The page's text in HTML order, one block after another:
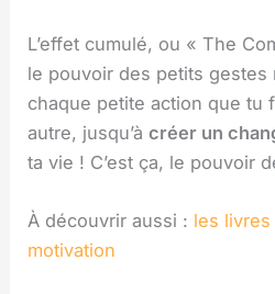
L’effet cumulé, ou « The
le pouvoir des petits gestes
chaque petite action que tu
autre, jusqu’àcréer un
ta vie ! C’est ça, le pouvoir
À découvrir aussi : les
motivation